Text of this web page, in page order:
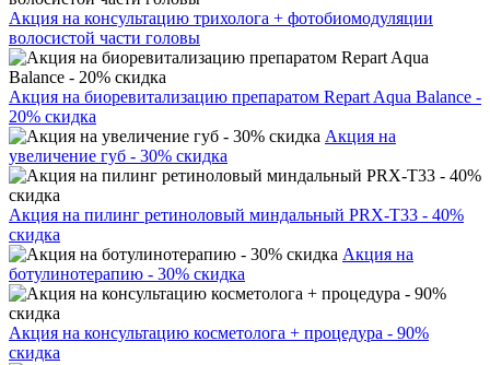
Акция на консультацию трихолога + фотобиомодуляции
волосистой части головы
Акция на биоревитализацию препаратом Repart Aqua Balance -
20% скидка
Акция на
увеличение губ - 30% скидка
Акция на пилинг ретиноловый миндальный PRX-T33 - 40%
скидка
Акция на
ботулинотерапию - 30% скидка
Акция на консультацию косметолога + процедура - 90%
скидка